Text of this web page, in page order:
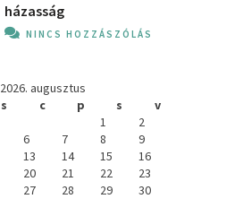
házasság
NINCS HOZZÁSZÓLÁS
2026. augusztus
s c p s
v
1
2
6 7 8
9
13 14 15
16
20 21 22
23
27 28 29
30